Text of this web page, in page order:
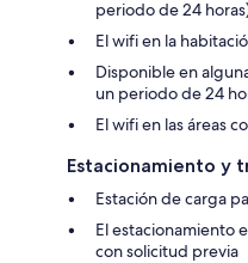
periodo de 24
El wifi en la
Disponible en
un periodo de 24
El wifi en las áreas
Estacionamiento y
Estación de carga
El estacionamiento
con solicitud previa